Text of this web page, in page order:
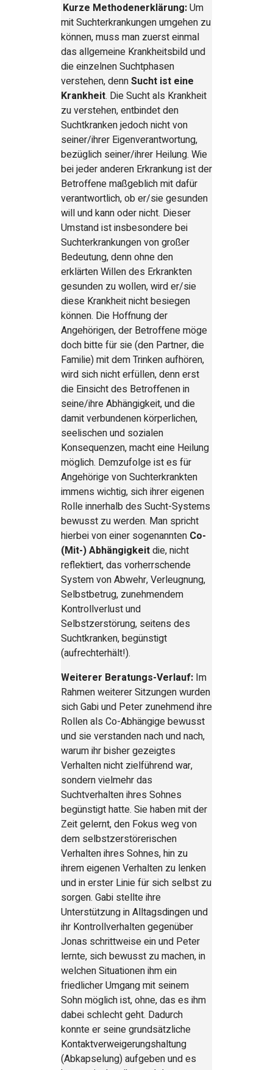
Kurze Methodenerklärung:Um
mit Suchterkrankungen umgehen zu
können, muss man zuerst einmal
das allgemeine Krankheitsbild und
die einzelnen Suchtphasen
verstehen, dennSucht ist eine
Krankheit. Die Sucht als Krankheit
zu verstehen, entbindet den
Suchtkranken jedoch nicht von
seiner/ihrer Eigenverantwortung,
bezüglich seiner/ihrer Heilung. Wie
bei jeder anderen Erkrankung ist der
Betroffene maßgeblich mit dafür
verantwortlich, ob er/sie gesunden
will und kann oder nicht. Dieser
Umstand ist insbesondere bei
Suchterkrankungen von großer
Bedeutung, denn ohne den
erklärten Willen des Erkrankten
gesunden zu wollen, wird er/sie
diese Krankheit nicht besiegen
können. Die Hoffnung der
Angehörigen, der Betroffene möge
doch bitte für sie (den Partner, die
Familie) mit dem Trinken aufhören,
wird sich nicht erfüllen, denn erst
die Einsicht des Betroffenen in
seine/ihre Abhängigkeit, und die
damit verbundenen körperlichen,
seelischen und sozialen
Konsequenzen, macht eine Heilung
möglich. Demzufolge ist es für
Angehörige von Suchterkrankten
immens wichtig, sich ihrer eigenen
Rolle innerhalb des Sucht-Systems
bewusst zu werden. Man spricht
hierbei von einer sogenannten Co-
(Mit-) Abhängigkeitdie, nicht
reflektiert, das vorherrschende
System von Abwehr, Verleugnung,
Selbstbetrug, zunehmendem
Kontrollverlust und
Selbstzerstörung, seitens des
Suchtkranken, begünstigt
(aufrechterhält!).
Weiterer Beratungs-Verlauf: Im
Rahmen weiterer Sitzungen wurden
sich Gabi und Peter zunehmend ihre
Rollen als Co-Abhängige bewusst
und sie verstanden nach und nach,
warum ihr bisher gezeigtes
Verhalten nicht zielführend war,
sondern vielmehr das
Suchtverhalten ihres Sohnes
begünstigt hatte. Sie haben mit der
Zeit gelernt, den Fokus weg von
dem selbstzerstörerischen
Verhalten ihres Sohnes, hin zu
ihrem eigenen Verhalten zu lenken
und in erster Linie für sich selbst zu
sorgen. Gabi stellte ihre
Unterstützung in Alltagsdingen und
ihr Kontrollverhalten gegenüber
Jonas schrittweise ein und Peter
lernte, sich bewusst zu machen, in
welchen Situationen ihm ein
friedlicher Umgang mit seinem
Sohn möglich ist, ohne, das es ihm
dabei schlecht geht. Dadurch
konnte er seine grundsätzliche
Kontaktverweigerungshaltung
(Abkapselung) aufgeben und es